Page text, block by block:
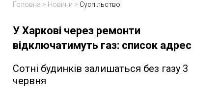
Головна > Новини > Суспільство
У Харкові через ремонти
відключатимуть газ: список адрес
Сотні будинків залишаться без газу 3
червня